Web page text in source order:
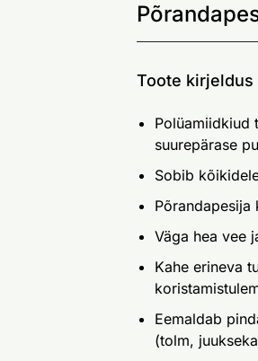
Toote kirjeldus
Polüamiidkiud
suurepärase
Sobib
Põrandapesija
Väga hea vee
Kahe erineva
Eemaldab
(tolm,